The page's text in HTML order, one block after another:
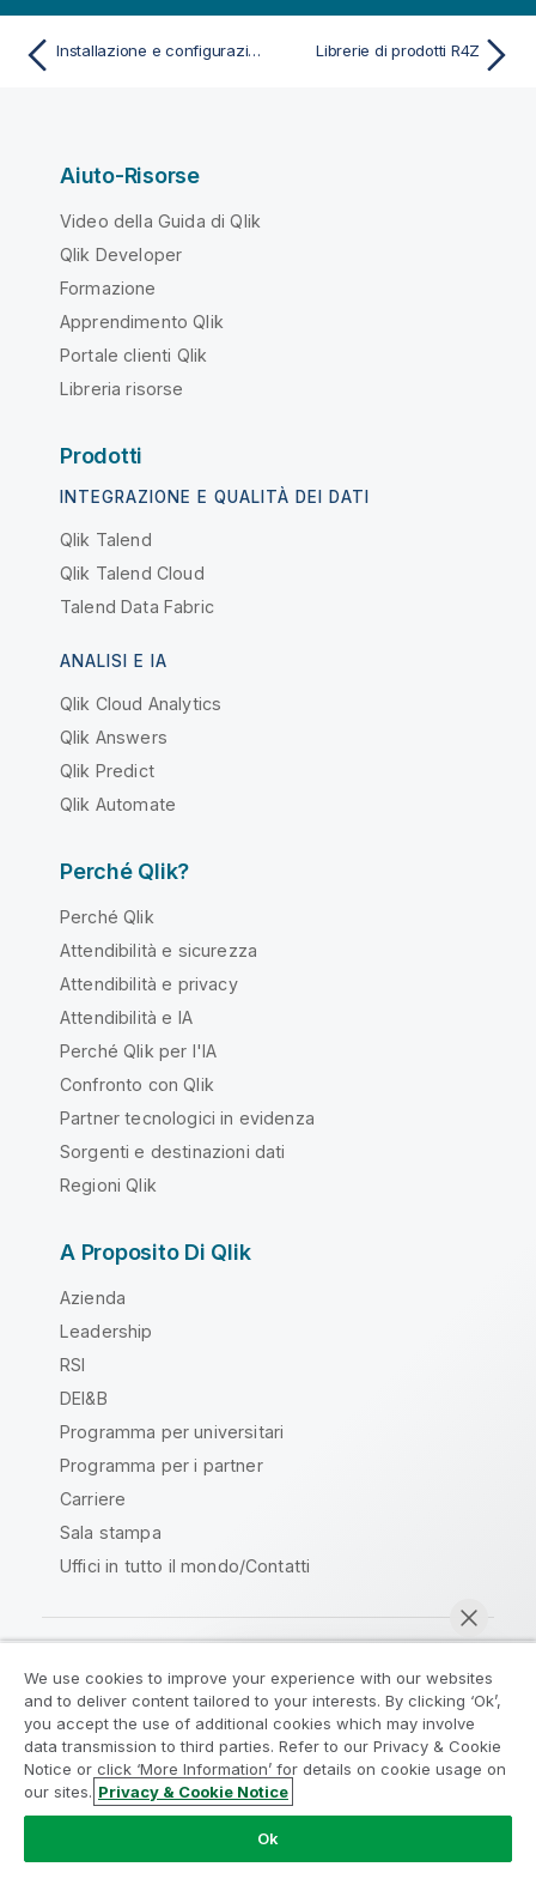
Installazione e configurazione di R4Z Librerie di prodotti R4Z
Aiuto-Risorse
Video della Guida di Qlik
Qlik Developer
Formazione
Apprendimento Qlik
Portale clienti Qlik
Libreria risorse
Prodotti
INTEGRAZIONE E QUALITÀ DEI DATI
Qlik Talend
Qlik Talend Cloud
Talend Data Fabric
ANALISI E IA
Qlik Cloud Analytics
Qlik Answers
Qlik Predict
Qlik Automate
Perché Qlik?
Perché Qlik
Attendibilità e sicurezza
Attendibilità e privacy
Attendibilità e IA
Perché Qlik per l'IA
Confronto con Qlik
Partner tecnologici in evidenza
Sorgenti e destinazioni dati
Regioni Qlik
A Proposito Di Qlik
Azienda
Leadership
RSI
DEI&B
Programma per universitari
Programma per i partner
Carriere
Sala stampa
Uffici in tutto il mondo/Contatti
Qlik Community
Contratti
Termini del prodotto
Legal Policies
Note Legali
Termini di utilizzo
Marchi
Do Not Share My Info
Copyright © 1993-2026 QlikTech International AB. Tutti i
We use cookies to improve your experience with our websites
and to deliver content tailored to your interests. By clicking ‘Ok’,
you accept the use of additional cookies which may involve
data transmission to third parties. Refer to our Privacy & Cookie
Notice or click ‘More Information’ for details on cookie usage on
our sites. Privacy & Cookie Notice
Ok